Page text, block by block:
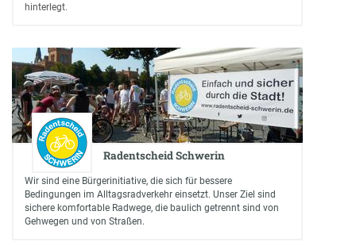
hinterlegt.
Radentscheid Schwerin
Wir sind eine Bürgerinitiative, die sich für bessere
Bedingungen im Alltagsradverkehr einsetzt. Unser Ziel sind
sichere komfortable Radwege, die baulich getrennt sind von
Gehwegen und von Straßen.